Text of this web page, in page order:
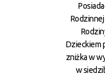
Dzieckiem
zniżka w
w